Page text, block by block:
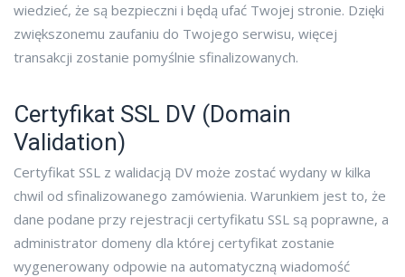
wiedzieć, że są bezpieczni i będą ufać Twojej stronie. Dzięki
zwiększonemu zaufaniu do Twojego serwisu, więcej
transakcji zostanie pomyślnie sfinalizowanych.
Certyfikat SSL DV (Domain
Validation)
Certyfikat SSL z walidacją DV może zostać wydany w kilka
chwil od sfinalizowanego zamówienia. Warunkiem jest to, że
dane podane przy rejestracji certyfikatu SSL są poprawne, a
administrator domeny dla której certyfikat zostanie
wygenerowany odpowie na automatyczną wiadomość